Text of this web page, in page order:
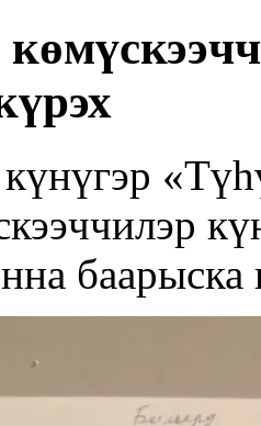
баарыска